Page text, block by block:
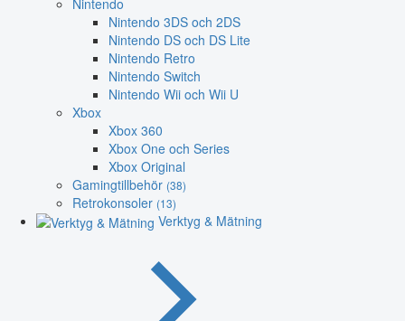
Nintendo 3DS och 2DS
Nintendo DS och DS Lite
Nintendo Retro
Nintendo Switch
Nintendo Wii och Wii U
Xbox
Xbox 360
Xbox One och Series
Xbox Original
Gamingtillbehör (38)
Retrokonsoler (13)
Verktyg & Mätning